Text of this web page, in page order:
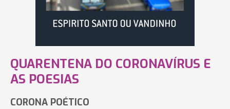
QUARENTENA DO CORONAVÍRUS E
AS POESIAS
CORONA POÉTICO